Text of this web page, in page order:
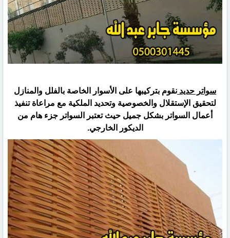
سواتر حديد نقوم بتركيبها على الأسوار الخاصة بالفلل والمنازل
لتحقيق الإستقلال والخصوصية وتحديد الملكية مع مراعاة ‏تنفيذ
أعمال السواتر بشكل جميل حيث تعتبر السواتر جزء هام من
الديكور الخارجي.‏